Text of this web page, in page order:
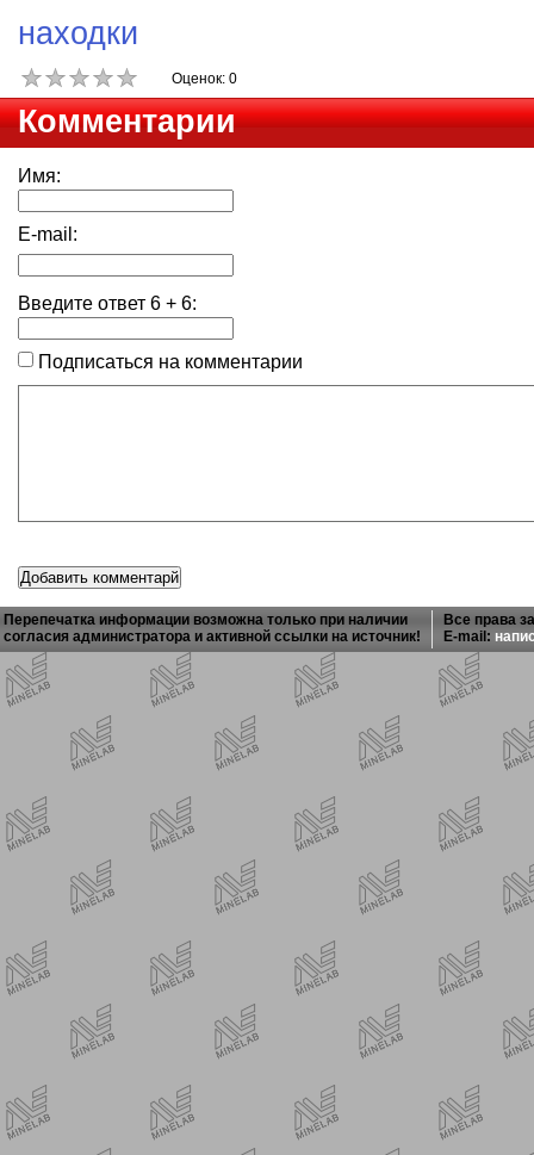
находки
Оценок: 0
Комментарии
Имя:
E-mail:
Введите ответ 6 + 6:
Подписаться на комментарии
Перепечатка информации возможна только при наличии
согласия администратора и активной ссылки на источник!
Все права
E-mail: